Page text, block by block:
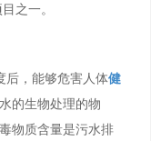
之一。
后，能够危害人体健
的生物处理的物
物质含量是污水排